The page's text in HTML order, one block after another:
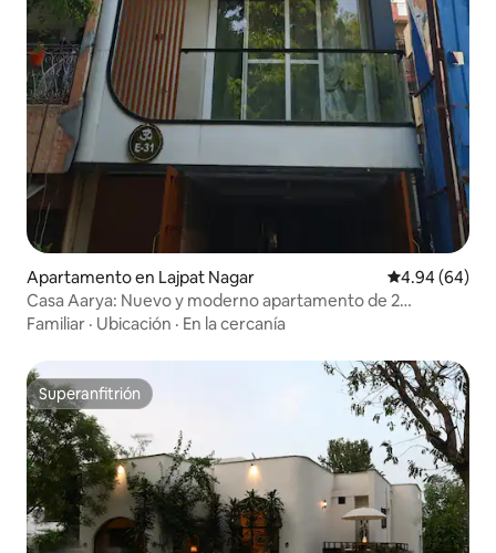
Apartamento en Lajpat Nagar Calificación
4.94 (64)
Casa Aarya: Nuevo y moderno apartamento de 2
habitaciones y sala de estar | Lajpat Wedding Hub
Familiar · Ubicación · En la cercanía
Superanfitrión
Superanfitrión